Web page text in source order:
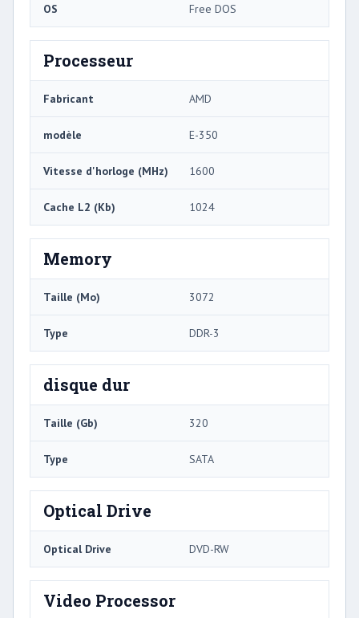
OS Free DOS
Processeur
Fabricant AMD
modèle E-350
Vitesse d'horloge (MHz) 1600
Cache L2 (Kb) 1024
Memory
Taille (Mo) 3072
Type DDR-3
disque dur
Taille (Gb) 320
Type SATA
Optical Drive
Optical Drive DVD-RW
Video Processor